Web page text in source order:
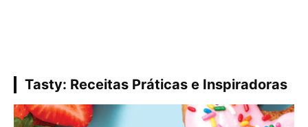
Tasty: Receitas Práticas e Inspiradoras